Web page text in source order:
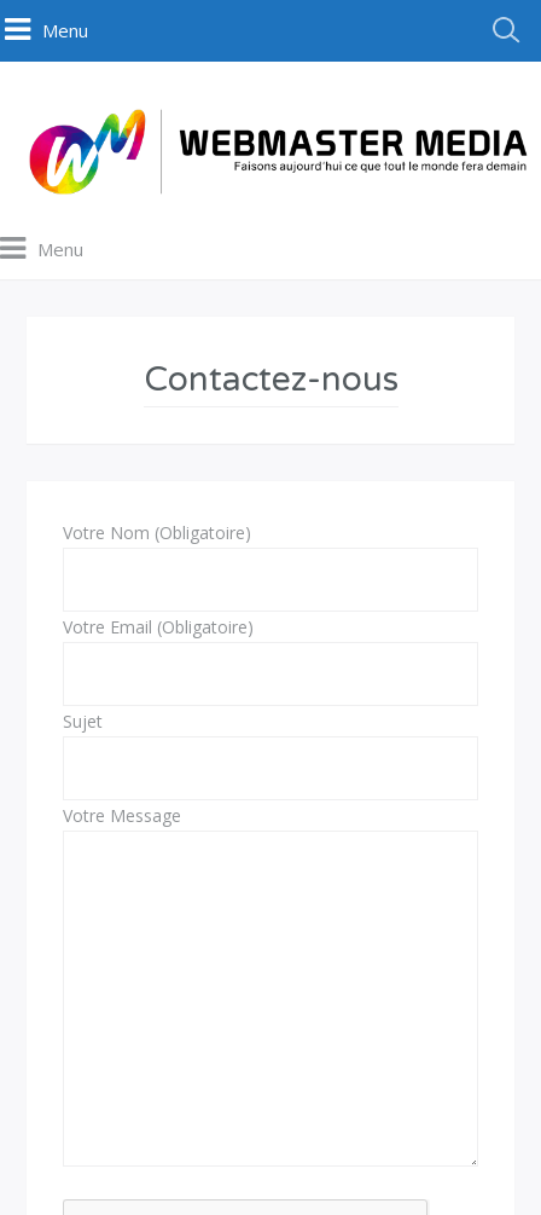
Menu
Menu
Contactez-nous
Votre Nom (Obligatoire)
Votre Email (Obligatoire)
Sujet
Votre Message